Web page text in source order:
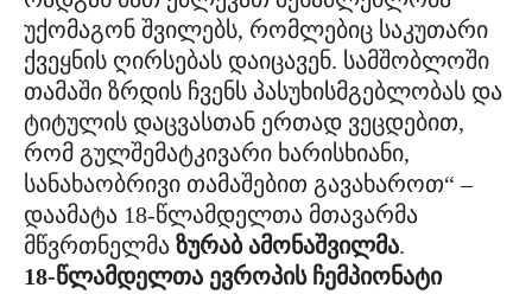
უქომაგონ შვილებს, რომლებიც საკუთარი
ქვეყნის ღირსებას დაიცავენ. სამშობლოში
თამაში ზრდის ჩვენს პასუხისმგებლობას და
ტიტულის დაცვასთან ერთად ვეცდებით,
რომ გულშემატკივარი ხარისხიანი,
სანახაობრივი თამაშებით გავახაროთ“ –
დაამატა 18-წლამდელთა მთავარმა
მწვრთნელმა ზურაბ ამონაშვილმა.
18-წლამდელთა ევროპის ჩემპიონატი